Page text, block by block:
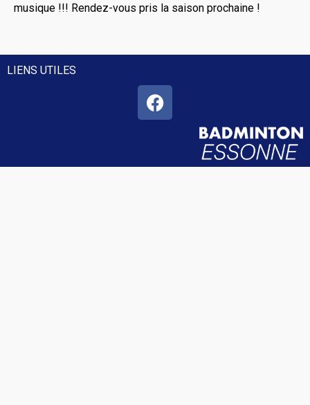
musique !!! Rendez-vous pris la saison prochaine !
LIENS UTILES